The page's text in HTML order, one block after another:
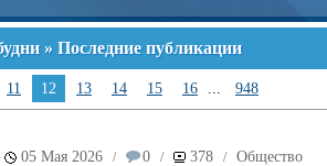
» Последние публикации
11 12 13 14 15 16 ... 948
05 Мая 2026 / 0 / 378 / Общество